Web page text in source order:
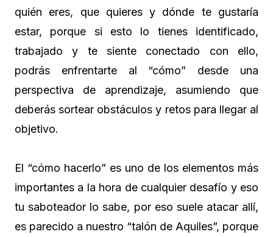
quién eres, que quieres y dónde te gustaría
estar, porque si esto lo tienes identificado,
trabajado y te siente conectado con ello,
podrás enfrentarte al “cómo” desde una
perspectiva de aprendizaje, asumiendo que
deberás sortear obstáculos y retos para llegar al
objetivo.
El “cómo hacerlo” es uno de los elementos más
importantes a la hora de cualquier desafío y eso
tu saboteador lo sabe, por eso suele atacar allí,
es parecido a nuestro “talón de Aquiles”, porque